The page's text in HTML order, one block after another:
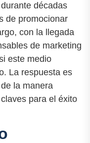
décadas
de promocionar
con la llegada
de marketing
este medio
La respuesta es
la manera
para el éxito